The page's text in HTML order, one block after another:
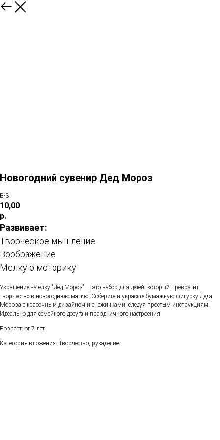
Новогодний сувенир Дед Мороз
В-3
10,00
р.
Развивает:
Творческое мышление
Воображение
Мелкую моторику
Украшение на ёлку "Дед Мороз" — это набор для детей, который превратит
творчество в новогоднюю магию! Соберите и украсьте бумажную фигурку Деда
Мороза с красочным дизайном и снежинками, следуя простым инструкциям.
Идеально для семейного досуга и праздничного настроения!
Возраст: от 7 лет
Категория вложения: Творчество, рукаделие